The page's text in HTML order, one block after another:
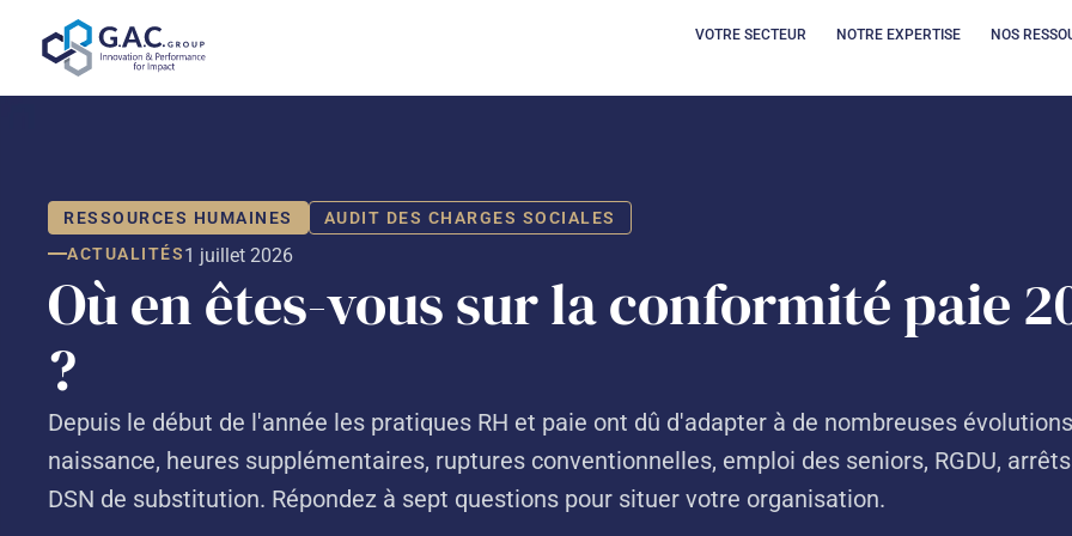
contenu
VOTRE SECTEUR OUVRIR VOTRE
NOTRE EXPERTISE NOS
RESSOURCES HUMAINES
AUDIT DES CHARGES SOCIALES
ACTUALITÉS1 juillet 2026
Où en êtes-vous sur la conformité paie
?
Depuis le début de l'année les pratiques RH et paie ont dû d'adapter à de nombreuses
naissance, heures supplémentaires, ruptures conventionnelles, emploi des seniors, RGDU,
DSN de substitution. Répondez à sept questions pour situer votre organisation.